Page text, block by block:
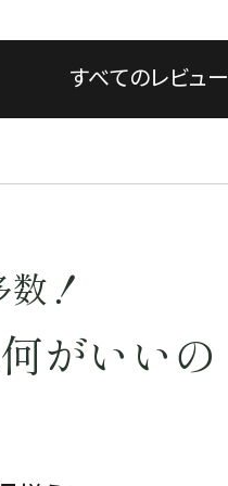
すべてのレビュ
！
何がいいの